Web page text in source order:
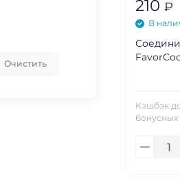
Очистить
210 ₽
В
Кэшбэк